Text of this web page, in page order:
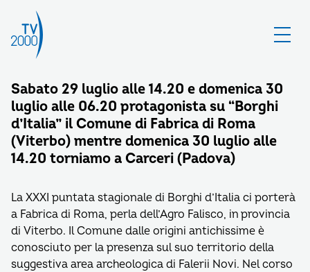
Sabato 29 luglio alle 14.20 e domenica 30
luglio alle 06.20 protagonista su “Borghi
d’Italia” il Comune di Fabrica di Roma
(Viterbo) mentre domenica 30 luglio alle
14.20 torniamo a Carceri (Padova)
La XXXI puntata stagionale di Borghi d’Italia ci porterà
a Fabrica di Roma, perla dell’Agro Falisco, in provincia
di Viterbo. Il Comune dalle origini antichissime è
conosciuto per la presenza sul suo territorio della
suggestiva area archeologica di Falerii Novi. Nel corso